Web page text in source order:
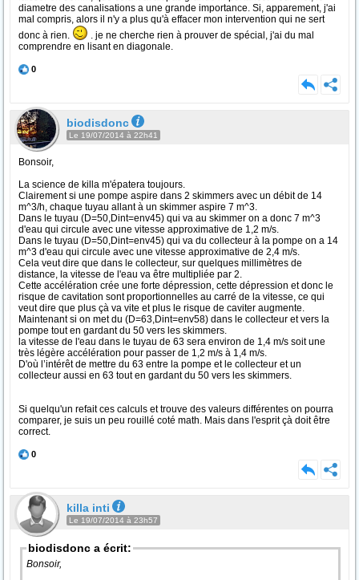
diametre des canalisations a une grande importance. Si, apparement, j'ai
mal compris, alors il n'y a plus qu'à effacer mon intervention qui ne sert
donc à rien.
. je ne cherche rien à prouver de spécial, j'ai du mal
comprendre en lisant en diagonale.
0
biodisdonc
Le 19/07/2014 à 22h41
Bonsoir,
La science de killa m'épatera toujours.
Clairement si une pompe aspire dans 2 skimmers avec un débit de 14
m^3/h, chaque tuyau allant à un skimmer aspire 7 m^3.
Dans le tuyau (D=50,Dint=env45) qui va au skimmer on a donc 7 m^3
d'eau qui circule avec une vitesse approximative de 1,2 m/s.
Dans le tuyau (D=50,Dint=env45) qui va du collecteur à la pompe on a 14
m^3 d'eau qui circule avec une vitesse approximative de 2,4 m/s.
Cela veut dire que dans le collecteur, sur quelques millimètres de
distance, la vitesse de l'eau va être multipliée par 2.
Cette accélération crée une forte dépression, cette dépression et donc le
risque de cavitation sont proportionnelles au carré de la vitesse, ce qui
veut dire que plus çà va vite et plus le risque de caviter augmente.
Maintenant si on met du (D=63,Dint=env58) dans le collecteur et vers la
pompe tout en gardant du 50 vers les skimmers.
la vitesse de l'eau dans le tuyau de 63 sera environ de 1,4 m/s soit une
très légère accélération pour passer de 1,2 m/s à 1,4 m/s.
D'où l’intérêt de mettre du 63 entre la pompe et le collecteur et un
collecteur aussi en 63 tout en gardant du 50 vers les skimmers.
Si quelqu'un refait ces calculs et trouve des valeurs différentes on pourra
comparer, je suis un peu rouillé coté math. Mais dans l'esprit çà doit être
correct.
0
killa inti
Le 19/07/2014 à 23h57
biodisdonc a écrit:
Bonsoir,